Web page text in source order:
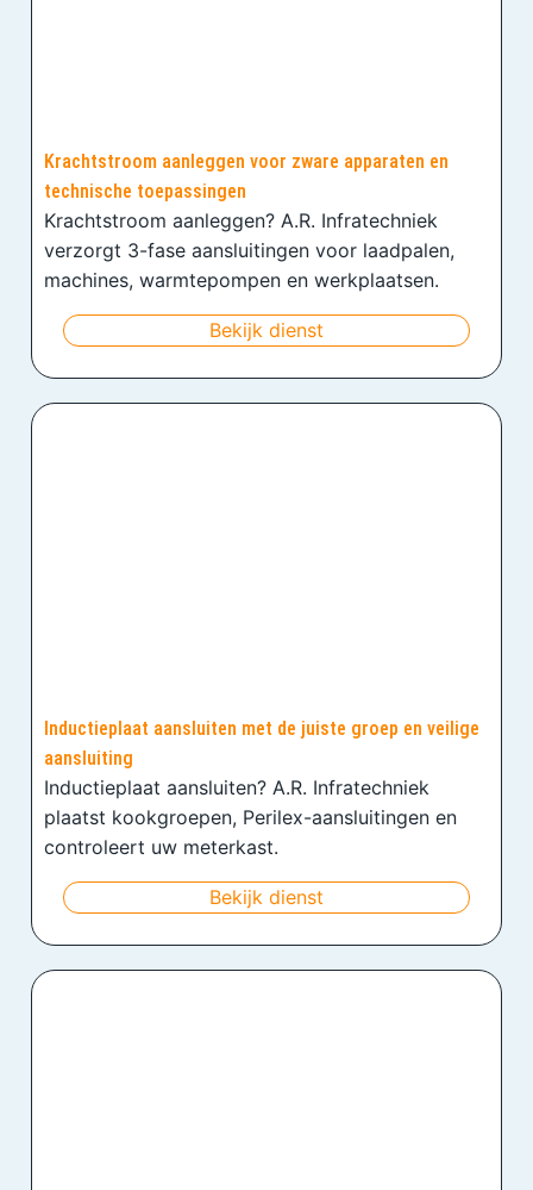
Krachtstroom aanleggen voor zware apparaten en
technische toepassingen
Krachtstroom aanleggen? A.R. Infratechniek
verzorgt 3-fase aansluitingen voor laadpalen,
machines, warmtepompen en werkplaatsen.
Bekijk dienst
Inductieplaat aansluiten met de juiste groep en veilige
aansluiting
Inductieplaat aansluiten? A.R. Infratechniek
plaatst kookgroepen, Perilex-aansluitingen en
controleert uw meterkast.
Bekijk dienst